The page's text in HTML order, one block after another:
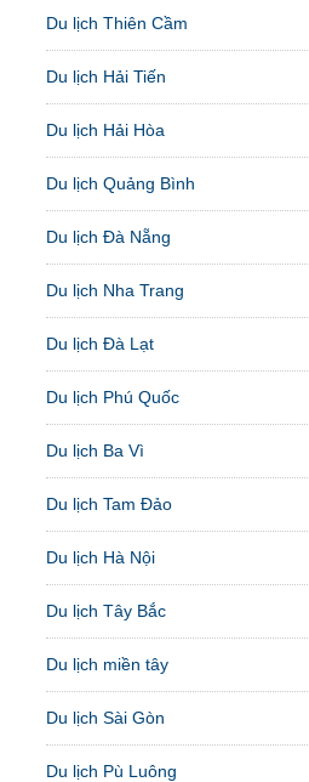
Du lịch Thiên Cầm
Du lịch Hải Tiến
Du lịch Hải Hòa
Du lịch Quảng Bình
Du lịch Đà Nẵng
Du lịch Nha Trang
Du lịch Đà Lạt
Du lịch Phú Quốc
Du lịch Ba Vì
Du lịch Tam Đảo
Du lịch Hà Nội
Du lịch Tây Bắc
Du lịch miền tây
Du lịch Sài Gòn
Du lịch Pù Luông